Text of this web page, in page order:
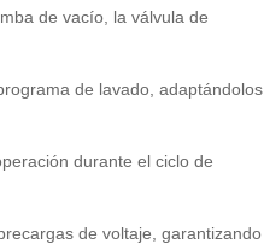
de vacío, la válvula de
de lavado, adaptándolos
durante el ciclo de
de voltaje, garantizando